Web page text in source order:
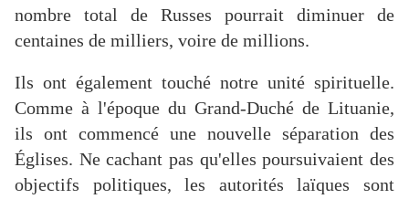
nombre total de Russes pourrait diminuer de
centaines de milliers, voire de millions.
Ils ont également touché notre unité spirituelle.
Comme à l'époque du Grand-Duché de Lituanie,
ils ont commencé une nouvelle séparation des
Églises. Ne cachant pas qu'elles poursuivaient des
objectifs politiques, les autorités laïques sont